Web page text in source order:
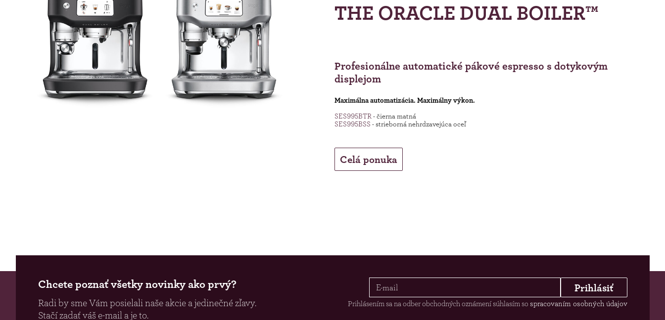
THE ORACLE DUAL BOILER™
Profesionálne automatické pákové espresso s dotykovým
displejom
Maximálna automatizácia. Maximálny výkon.
SES995BTR - čierna matná
SES995BSS - strieborná nehrdzavejúca oceľ
Celá ponuka
Chcete poznať všetky novinky ako prvý?
Radi by sme Vám posielali naše akcie a jedinečné zľavy.
Stačí zadať váš e-mail a je to.
Prihlásiť
Prihlásením sa na odber obchodných oznámení súhlasím so spracovaním osobných údajov